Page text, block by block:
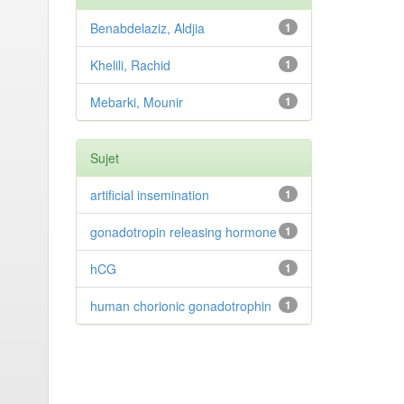
1
Benabdelaziz, Aldjia
1
Khelili, Rachid
1
Mebarki, Mounir
Sujet
1
artificial insemination
1
gonadotropin releasing hormone
1
hCG
1
human chorionic gonadotrophin